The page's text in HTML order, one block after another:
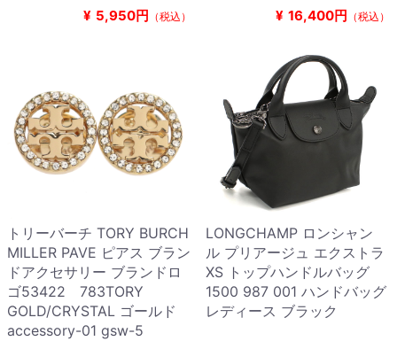
¥ 5,950円 （税込） ¥ 16,400円 （税込）
トリーバーチ TORY BURCH
MILLER PAVE ピアス ブラン
ドアクセサリー ブランドロ
ゴ53422 783TORY
GOLD/CRYSTAL ゴールド
accessory-01 gsw-5
LONGCHAMP ロンシャン
ル プリアージュ エクストラ
XS トップハンドルバッグ
1500 987 001 ハンドバッグ
レディース ブラック